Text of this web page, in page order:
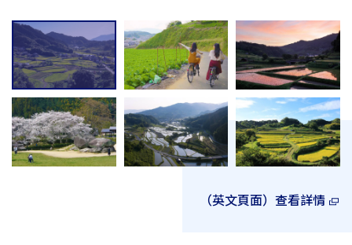
（英文頁面）查看詳情